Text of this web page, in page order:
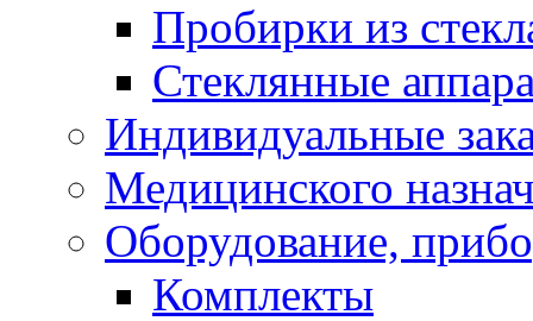
Пробирки из
Стеклянные
Индивидуальные
Медицинского
Оборудование,
Комплекты